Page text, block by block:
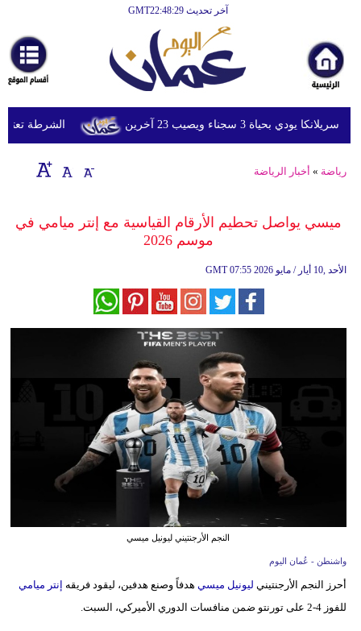
آخر تحديث GMT22:48:29
أخبارعاجلة
رياضة
ثقافة
إقتصاد
وموسيقى
علوم
الشرطة تعتقل بحياة 3 سجناء ويصيب 23 آخرين
رياضة » أخبار الرياضة
ميسي يواصل تحطيم الأرقام القياسية مع إنتر ميامي في
موسم 2026
GMT 07:55 2026 الأحد ,10 أيار / مايو
النجم الأرجنتيني ليونيل ميسي
واشنطن - عُمان اليوم
أحرز النجم الأرجنتيني ليونيل ميسي هدفاً وصنع هدفين، ليقود فريقه إنتر ميامي
للفوز 4-2 على تورنتو ضمن منافسات الدوري الأميركي، السبت.